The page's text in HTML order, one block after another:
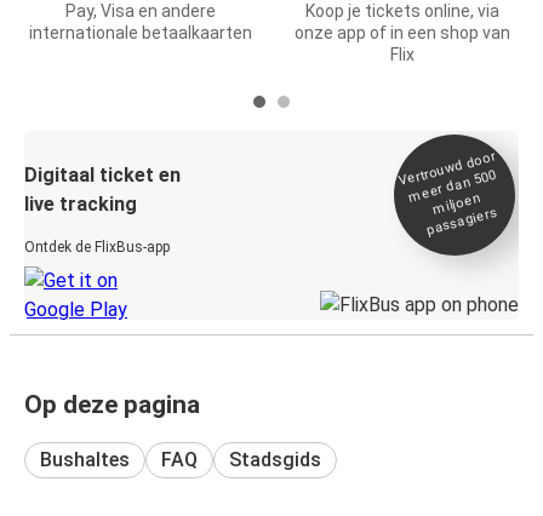
Pay, Visa en andere
internationale betaalkaarten
Koop je tickets online, via
onze app of in een shop van
Flix
Digitaal ticket en
live tracking
Ontdek de FlixBus-app
Vertrou
wd door
meer dan 500
miljoen
passagiers
Op deze pagina
Bushaltes FAQ Stadsgids